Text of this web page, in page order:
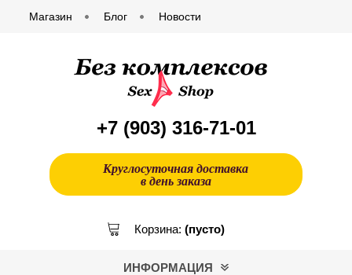
Магазин Блог Новости
+7 (903) 316-71-01
Круглосуточная доставка
в день заказа
Корзина: (пусто)
ИНФОРМАЦИЯ